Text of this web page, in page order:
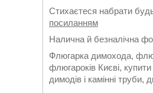
Стихаєтеся набрати
посиланням
Налична й безналічна
Флюгарка димохода,
флюгароків Києві,
димодів і камінні